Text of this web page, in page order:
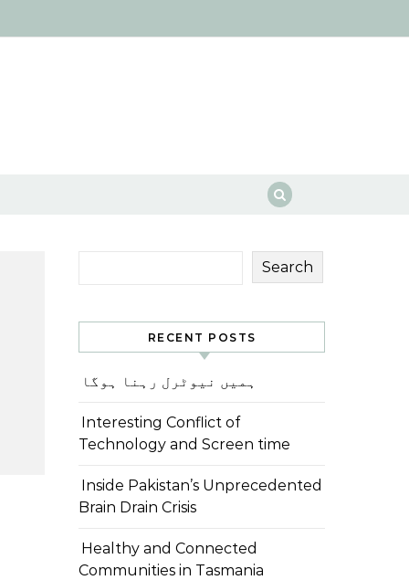
Search
RECENT POSTS
ہمیں نیوٹرل رہنا ہوگا
Interesting Conflict of
Technology and Screen time
Inside Pakistan’s Unprecedented
Brain Drain Crisis
Healthy and Connected
Communities in Tasmania